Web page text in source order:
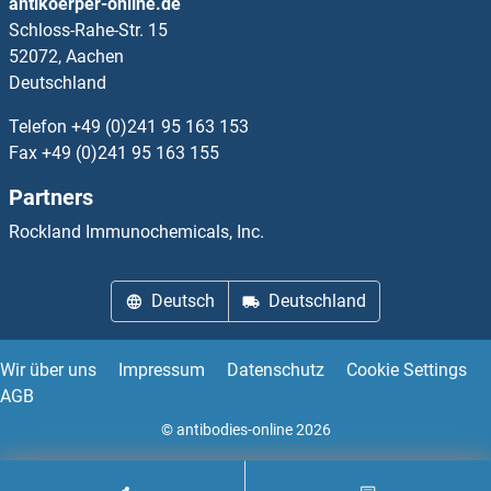
GGT7 ELISA Kits
GHITM ELISA Kits
Ghrelin ELISA Kits
GHRH ELISA Kits
GHSR ELISA Kits
Girdin ELISA Kits
Schloss-Rahe-Str. 15
52072, Aachen
Deutschland
Telefon +49 (0)241 95 163 153
Fax +49 (0)241 95 163 155
Partners
Rockland Immunochemicals, Inc.
Deutsch Deutschland
Wir über uns Impressum Datenschutz
Cookie Settings
AGB
© antibodies-online 2026